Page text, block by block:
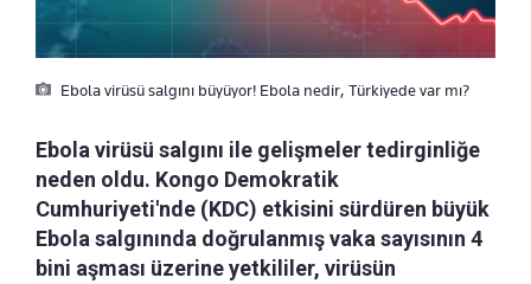
Ebola virüsü salgını büyüyor! Ebola nedir, Türkiyede var mı?
Ebola virüsü salgını ile gelişmeler tedirginliğe
neden oldu. Kongo Demokratik
Cumhuriyeti'nde (KDC) etkisini sürdüren büyük
Ebola salgınında doğrulanmış vaka sayısının 4
bini aşması üzerine yetkililer, virüsün